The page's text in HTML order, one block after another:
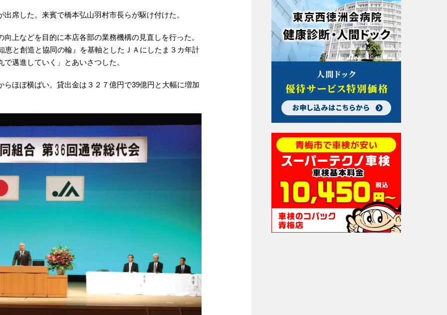
席した。来賓で橋本弘山羽村市長らが駆け付けた。
上などを目的に本店各部の業務機構の見直しを行った。
と創造と協同の輪』を基軸としたＪＡにしたま３カ年計
邁進していく」とあいさつした。
ほぼ横ばい。貸出金は３２７億円で39億円と大幅に増加